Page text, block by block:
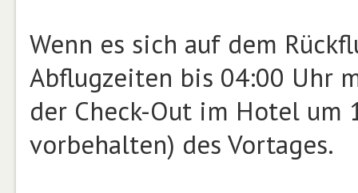
Wenn es sich auf dem
Abflugzeiten bis 04:00 Uhr
der Check-Out im Hotel
vorbehalten) des Vortages.